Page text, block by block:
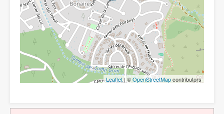
Leaflet| ©OpenStreetMapcontributors